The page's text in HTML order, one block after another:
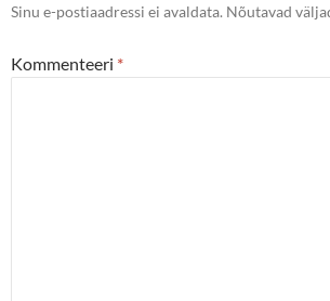
Sinu e-postiaadressi ei avaldata. Nõutavad
Kommenteeri *